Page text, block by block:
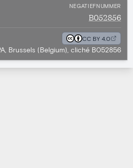
NEGATIEFNUMMER
B052856
CC BY 4.0
Brussels (Belgium), cliché B052856